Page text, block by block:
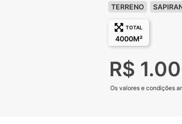
TERRENO
TOTAL
4000M²
R$
Os valores e condições